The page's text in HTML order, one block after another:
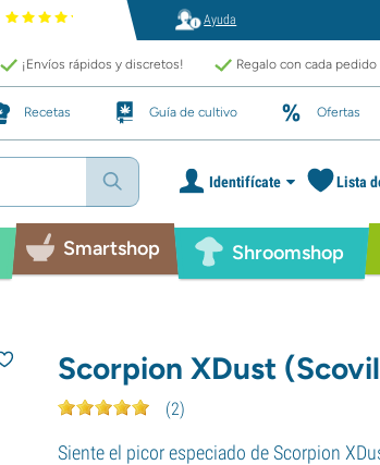
Ayuda
¡Envíos rápidos y discretos! Regalo con cada
Recetas Guía de cultivo Ofertas
Identifícate Lista
Smartshop Shroomshop
Scorpion XDust
(2)
Siente el picor especiado de Scorpion